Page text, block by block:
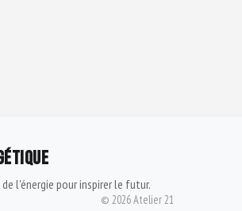
l'énergie pour inspirer le futur.
© 2026Atelier 21